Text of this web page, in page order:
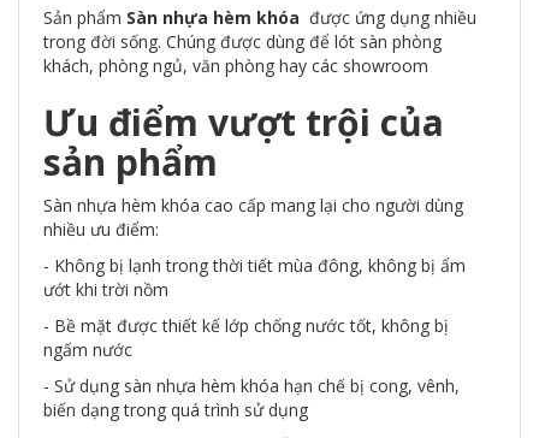
Sản phẩm Sàn nhựa hèm khóa được ứng dụng nhiều
trong đời sống. Chúng được dùng để lót sàn phòng
khách, phòng ngủ, văn phòng hay các showroom
Ưu điểm vượt trội của
sản phẩm
Sàn nhựa hèm khóa cao cấp mang lại cho người dùng
nhiều ưu điểm:
- Không bị lạnh trong thời tiết mùa đông, không bị ẩm
ướt khi trời nồm
- Bề mặt được thiết kế lớp chống nước tốt, không bị
ngấm nước
- Sử dụng sàn nhựa hèm khóa hạn chế bị cong, vênh,
biến dạng trong quá trình sử dụng